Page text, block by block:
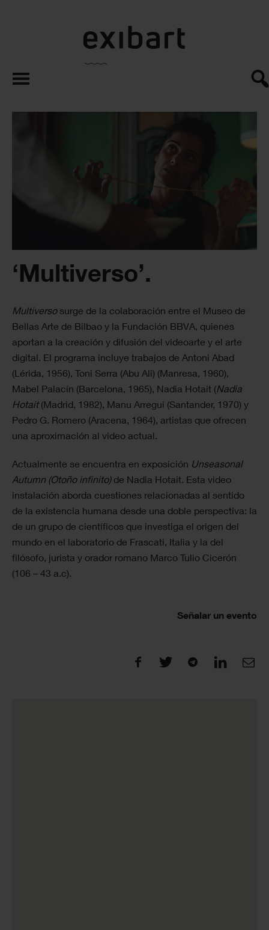
exibart.es
‘Multiverso’.
Multiversosurge de la colaboración entre el Museo de
Bellas Arte de Bilbao y la Fundación BBVA, quienes
aportan a la creación y difusión del videoarte y el arte
digital. El programa incluye trabajos de Antoni Abad
(Lérida, 1956), Toni Serra (Abu Ali) (Manresa, 1960),
Mabel Palacín (Barcelona, 1965), Nadia Hotait (Nadia
Hotait(Madrid, 1982), Manu Arregui (Santander, 1970) y
Pedro G. Romero (Aracena, 1964), artistas que ofrecen
una aproximación al video actual.
Actualmente se encuentra en exposición Unseasonal
Autumn (Otoño infinito) de Nadia Hotait. Esta video
instalación aborda cuestiones relacionadas al sentido
de la existencia humana desde una doble perspectiva: la
de un grupo de científicos que investiga el origen del
mundo en el laboratorio de Frascati, Italia y la del
filósofo, jurista y orador romano Marco Tulio Cicerón
(106 – 43 a.c).
Señalar un evento